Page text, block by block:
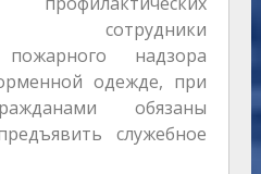
сотрудники
пожарного надзора
одежде, при
обязаны
служебное